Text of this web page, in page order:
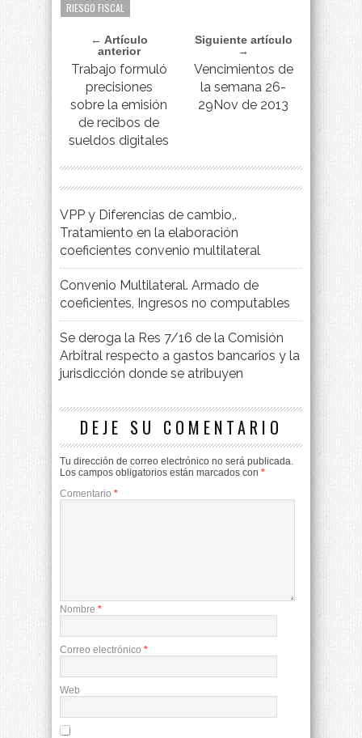
RIESGO FISCAL
← Artículo
anterior
Trabajo formuló
precisiones
sobre la emisión
de recibos de
sueldos digitales
Siguiente artículo
→
Vencimientos de
la semana 26-
29Nov de 2013
VPP y Diferencias de cambio,.
Tratamiento en la elaboración
coeficientes convenio multilateral
Convenio Multilateral. Armado de
coeficientes, Ingresos no computables
Se deroga la Res 7/16 de la Comisión
Arbitral respecto a gastos bancarios y la
jurisdicción donde se atribuyen
DEJE SU COMENTARIO
Tu dirección de correo electrónico no será publicada.
Los campos obligatorios están marcados con *
Comentario *
Nombre *
Correo electrónico *
Web